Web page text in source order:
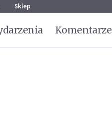
Sklep
Komentarze